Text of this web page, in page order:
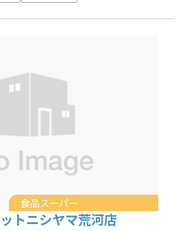
食品スーパー
トニシヤマ荒河店